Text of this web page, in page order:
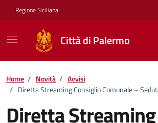
Vai ai contenuti
Vai al footer
Regione Siciliana
Città di Palermo
Home / Novità / Avvisi
/ Diretta Streaming Consiglio Comunale –
Diretta Streaming